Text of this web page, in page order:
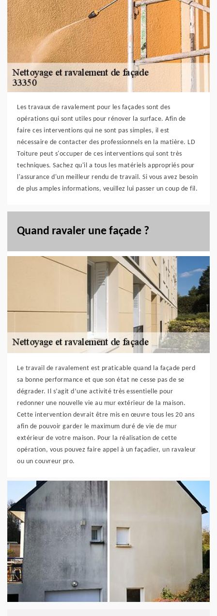
Les travaux de ravalement pour les façades sont des
opérations qui sont utiles pour rénover la surface. Afin de
faire ces interventions qui ne sont pas simples, il est
nécessaire de contacter des professionnels en la matière. LD
Toiture peut s'occuper de ces interventions qui sont très
techniques. Sachez qu'il a tous les matériels appropriés pour
l'assurance d'un meilleur rendu de travail. Si vous avez besoin
de plus amples informations, veuillez lui passer un coup de fil.
Quand ravaler une façade ?
Le travail de ravalement est praticable quand la façade perd
sa bonne performance et que son état ne cesse pas de se
dégrader. Il s’agit d’une activité très essentielle pour
redonner une nouvelle vie au mur extérieur de la maison.
Cette intervention devrait être mis en œuvre tous les 20 ans
afin de pouvoir garder le maximum duré de vie de mur
extérieur de votre maison. Pour la réalisation de cette
opération, vous pouvez faire appel à un façadier, un ravaleur
ou un couvreur pro.